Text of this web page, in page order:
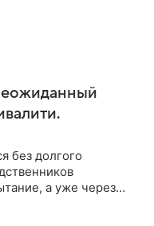
без долгого
а уже через